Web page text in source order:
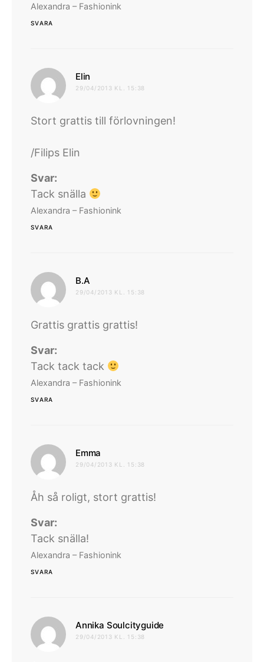
Alexandra – Fashionink
SVARA
Elin
29/04/2013 KL. 15:38
Stort grattis till förlovningen!
/Filips Elin
Svar:
Tack snälla
Alexandra – Fashionink
SVARA
B.A
29/04/2013 KL. 15:38
Grattis grattis grattis!
Svar:
Tack tack tack
Alexandra – Fashionink
SVARA
Emma
29/04/2013 KL. 15:38
Åh så roligt, stort grattis!
Svar:
Tack snälla!
Alexandra – Fashionink
SVARA
Annika Soulcityguide
29/04/2013 KL. 15:38